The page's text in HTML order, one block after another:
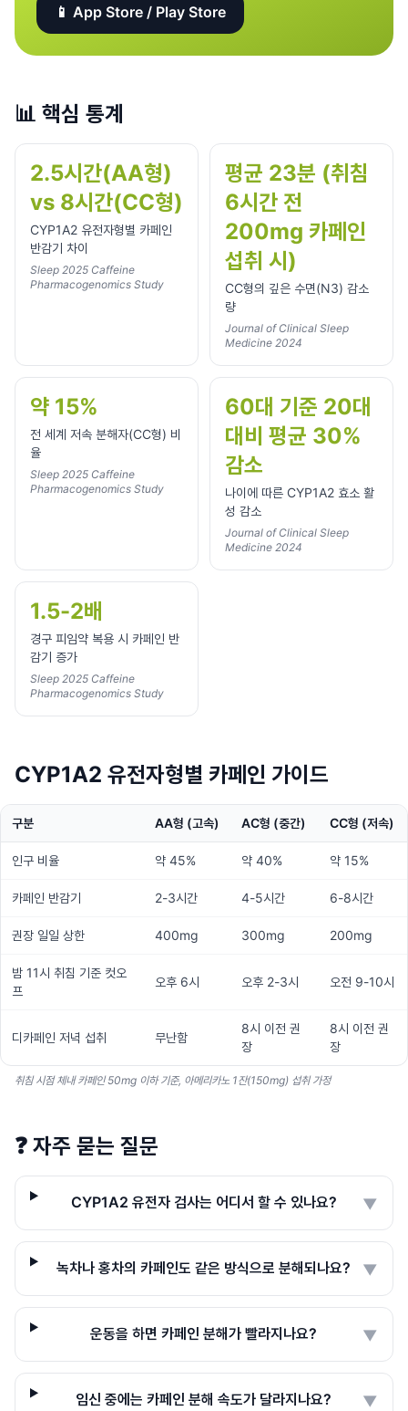
📱 App Store / Play Store
📊 핵심 통계
2.5시간(AA형)
vs 8시간(CC형)
CYP1A2 유전자형별 카페인
반감기 차이
Sleep 2025 Caffeine
Pharmacogenomics Study
평균 23분 (취침
6시간 전
200mg 카페인
섭취 시)
CC형의 깊은 수면(N3) 감소
량
Journal of Clinical Sleep
Medicine 2024
약 15%
전 세계 저속 분해자(CC형) 비
율
Sleep 2025 Caffeine
Pharmacogenomics Study
60대 기준 20대
대비 평균 30%
감소
나이에 따른 CYP1A2 효소 활
성 감소
Journal of Clinical Sleep
Medicine 2024
1.5-2배
경구 피임약 복용 시 카페인 반
감기 증가
Sleep 2025 Caffeine
Pharmacogenomics Study
CYP1A2 유전자형별 카페인 가이드
구분 AA형 (고속) AC형 (중간) CC형 (저속)
인구 비율 약 45% 약 40% 약 15%
카페인 반감기 2-3시간 4-5시간 6-8시간
권장 일일 상한 400mg 300mg 200mg
밤 11시 취침 기준 컷오
프
오후 6시 오후 2-3시 오전 9-10시
디카페인 저녁 섭취 무난함
8시 이전 권
장
8시 이전 권
장
취침 시점 체내 카페인 50mg 이하 기준, 아메리카노 1잔(150mg) 섭취 가정
❓ 자주 묻는 질문
CYP1A2 유전자 검사는 어디서 할 수 있나요? ▼
녹차나 홍차의 카페인도 같은 방식으로 분해되나요? ▼
운동을 하면 카페인 분해가 빨라지나요? ▼
임신 중에는 카페인 분해 속도가 달라지나요? ▼